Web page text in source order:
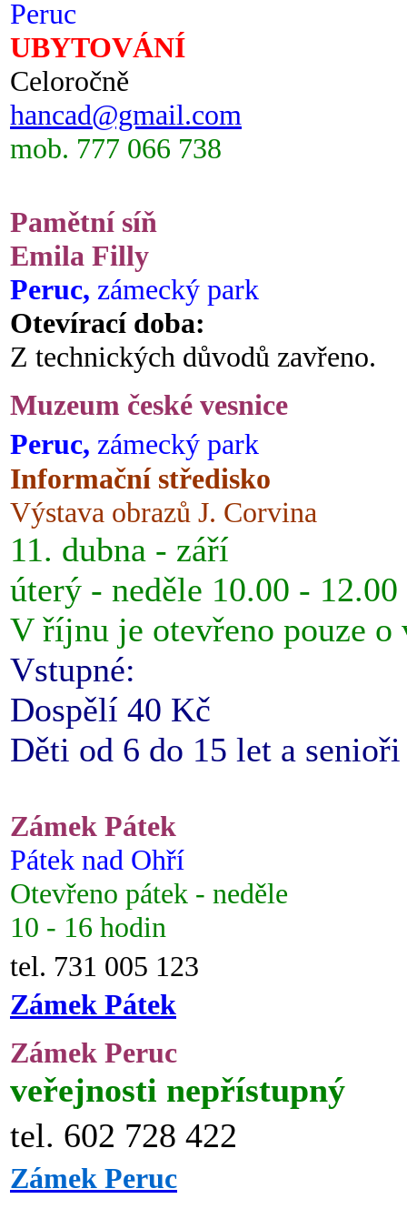
Peruc
UBYTOVÁNÍ
Celoročně
hancad@gmail.com
mob. 777 066 738
Pamětní síň
Emila Filly
Peruc, zámecký park
Otevírací doba:
Z technických důvodů zavřeno.
Muzeum české vesnice
Peruc, zámecký park
Informační středisko
Výstava obrazů J. Corvina
11. dubna - září
úterý - neděle 10.00 -
V říjnu je otevřeno pouze o
Vstupné:
Dospělí 40 Kč
Děti od 6 do 15 let a
Zámek Pátek
Pátek nad Ohří
Otevřeno pátek - neděle
10 - 16 hodin
tel. 731 005 123
Zámek Pátek
Zámek Peruc
veřejnosti nepřístupný
tel. 602 728 422
Zámek Peruc